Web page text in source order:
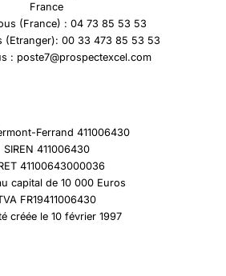
France
(France) : 04 73 85 53 53
(Etranger): 00 33 473 85 53 53
: poste7@prospectexcel.com
Ferrand 411006430
SIREN 411006430
41100643000036
capital de 10 000 Euros
FR19411006430
créée le 10 février 1997